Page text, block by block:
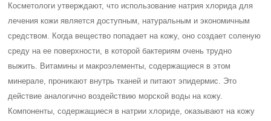
Косметологи утверждают, что использование натрия хлорида для
лечения кожи является доступным, натуральным и экономичным
средством. Когда вещество попадает на кожу, оно создает соленую
среду на ее поверхности, в которой бактериям очень трудно
выжить. Витамины и макроэлементы, содержащиеся в этом
минерале, проникают внутрь тканей и питают эпидермис. Это
действие аналогично воздействию морской воды на кожу.
Компоненты, содержащиеся в натрии хлориде, оказывают на кожу